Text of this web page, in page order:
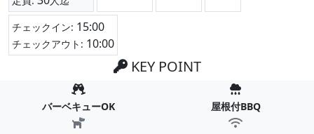
チェックイン: 15:00
チェックアウト: 10:00
KEY POINT
バーベキューOK 屋根付BBQ